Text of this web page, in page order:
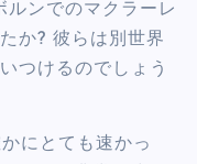
ンでのマクラーレ
か? 彼らは別世界
つけるのでしょう
にとても速かっ